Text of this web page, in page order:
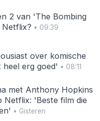
2 van 'The Bombing
• 09:39
over komische
heel erg goed' • 08:11
met Anthony Hopkins
Netflix: 'Beste film die
• Gisteren